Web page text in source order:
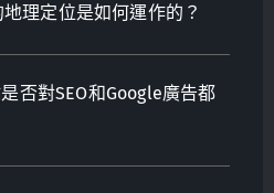
理定位是如何運作的？
否對SEO和Google廣告都